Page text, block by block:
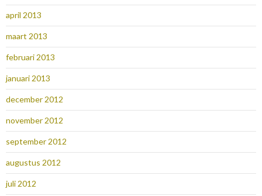
april 2013
maart 2013
februari 2013
januari 2013
december 2012
november 2012
september 2012
augustus 2012
juli 2012